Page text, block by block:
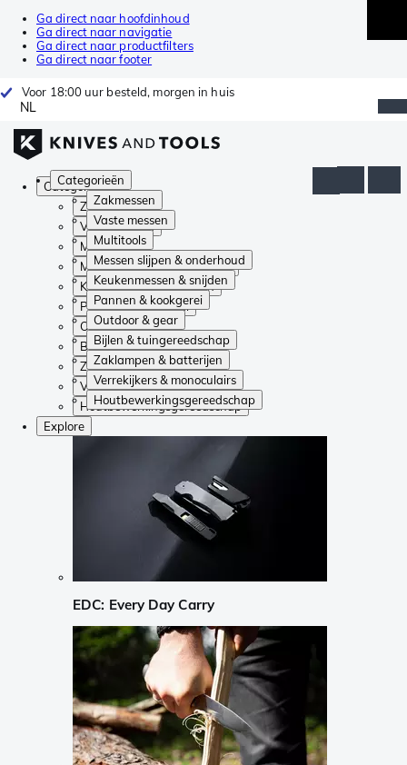
Ga direct naar hoofdinhoud
Ga direct naar navigatie
Ga direct naar productfilters
Ga direct naar footer
Voor 18:00 uur besteld, morgen in huis
NL
Categorieën
Zakmessen
Vaste messen
Multitools
Messen slijpen & onderhoud
Keukenmessen & snijden
Pannen & kookgerei
Outdoor & gear
Bijlen & tuingereedschap
Zaklampen & batterijen
Verrekijkers & monoculairs
Houtbewerkingsgereedschap
Categorieën
Zakmessen
Vaste messen
Multitools
Messen slijpen & onderhoud
Keukenmessen & snijden
Pannen & kookgerei
Outdoor & gear
Bijlen & tuingereedschap
Zaklampen & batterijen
Verrekijkers & monoculairs
Houtbewerkingsgereedschap
Explore
EDC: Every Day Carry